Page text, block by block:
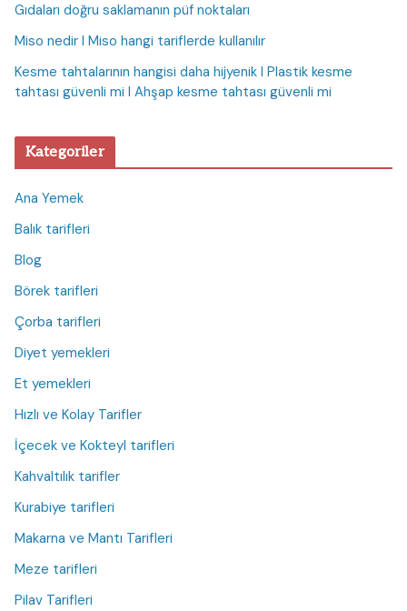
Gıdaları doğru saklamanın püf noktaları
Miso nedir I Miso hangi tariflerde kullanılır
Kesme tahtalarının hangisi daha hijyenik I Plastik kesme
tahtası güvenli mi I Ahşap kesme tahtası güvenli mi
Kategoriler
Ana Yemek
Balık tarifleri
Blog
Börek tarifleri
Çorba tarifleri
Diyet yemekleri
Et yemekleri
Hızlı ve Kolay Tarifler
İçecek ve Kokteyl tarifleri
Kahvaltılık tarifler
Kurabiye tarifleri
Makarna ve Mantı Tarifleri
Meze tarifleri
Pilav Tarifleri